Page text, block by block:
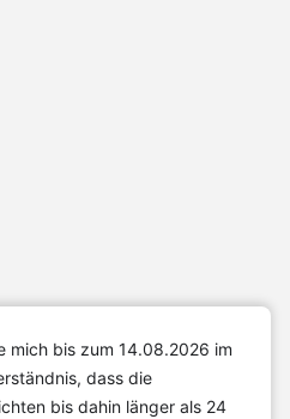
mich bis zum 14.08.2026 im
dass die
bis dahin länger als 24